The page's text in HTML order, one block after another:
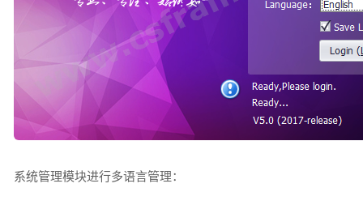
系统管理模块进行多语言管理：